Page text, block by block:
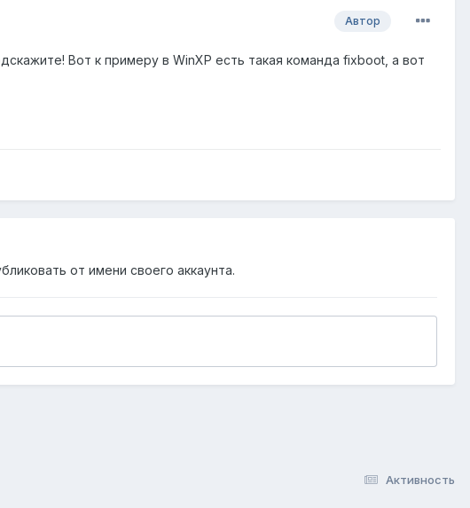
Автор
Вот к примеру в WinXP есть такая команда fixboot, а вот
от имени своего аккаунта.
Активность